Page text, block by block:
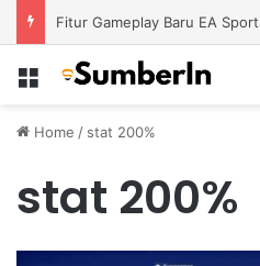
Menu
Home / stat 200%
stat 200%